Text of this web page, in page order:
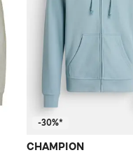
-30%*
CHAMPION